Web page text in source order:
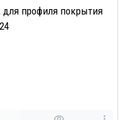
профиля покрытия